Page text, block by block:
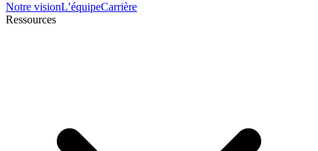
Notre visionL’équipeCarrière
Ressources